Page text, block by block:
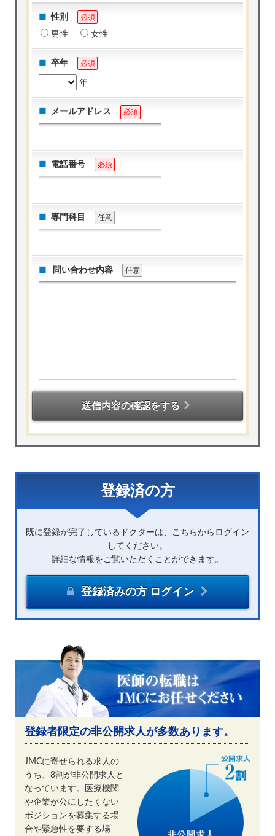
性別 必須
男性 女性
卒年 必須
年
メールアドレス 必須
電話番号 必須
専門科目 任意
問い合わせ内容 任意
送信内容の確認をする
登録済の方
既に登録が完了しているドクターは、こちらからログイン
してください。
詳細な情報をご覧いただくことができます。
登録済みの方 ログイン
登録者限定の非公開求人が多数あります。
JMCに寄せられる求人の
うち、8割が非公開求人と
なっています。医療機関
や企業が公にしたくない
ポジションを募集する場
合や緊急性を要する場